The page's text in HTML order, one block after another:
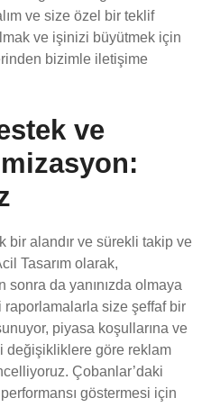
ve size özel bir teklif
ve işinizi büyütmek için
bizimle iletişime
ve
bir alandır ve sürekli takip ve
Tasarım olarak,
sonra da yanınızda olmaya
size şeffaf bir
piyasa koşullarına ve
değişikliklere göre reklam
Çobanlar’daki
göstermesi için